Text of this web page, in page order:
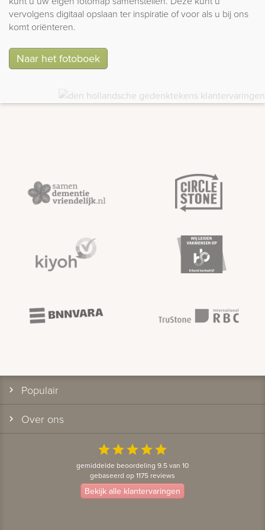
vervolgens digitaal opslaan ter inspiratie of voor als u bij ons
komt oriënteren.
Naar het fotoboek
Populair
Over ons
starstarstarstarstar
gemiddelde beoordeling 9.5 van 10
gebaseerd op 1175 reviews
Bekijk alle klantervaringen